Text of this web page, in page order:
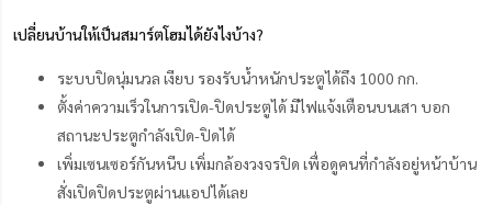
เปลี่ยนบ้านให้เป็นสมาร์ตโฮมได้ยังไงบ้าง?
ระบบปิดนุ่มนวล เงียบ รองรับน้ำหนักประตูได้ถึง 1000 กก.
ตั้งค่าความเร็วในการเปิด-ปิดประตูได้ มีไฟแจ้งเตือนบนเสา บอก
สถานะประตูกำลังเปิด-ปิดได้
เพิ่มเซนเซอร์กันหนีบ เพิ่มกล้องวงจรปิด เพื่อดูคนที่กำลังอยู่หน้าบ้าน
สั่งเปิดปิดประตูผ่านแอปได้เลย